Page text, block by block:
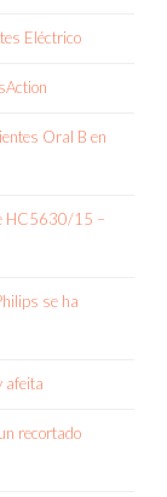
Eléctrico
Oral B en
HC5630/15 –
se ha
afeita
recortado